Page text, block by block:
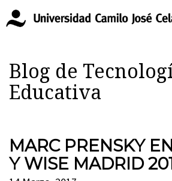
Blog de
Educativa
MARC PRENSKY
Y WISE MADRID